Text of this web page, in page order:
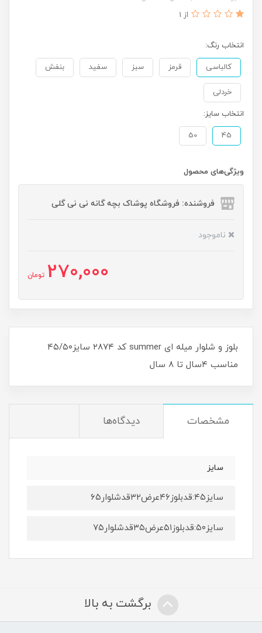
از 1
انتخاب رنگ:
کالباسی قرمز سبز سفید بنفش
خردلی
انتخاب سایز:
45
50
ویژگی‌های محصول
فروشنده: فروشگاه پوشاک بچه گانه نی نی گلی
ناموجود
270,000 تومان
بلوز و شلوار میله ای summer کد ۲۸۷۴ سایز۴۵/۵۰
مناسب ۴سال تا ۸ سال
مشخصات دیدگاه‌ها
سایز
سایز۴۵:قدبلوز۴۶عرض۳۲قدشلوار۶۵
سایز۵۰:قدبلوز۵۱عرض۳۵قدشلوار۷۵
برگشت به بالا